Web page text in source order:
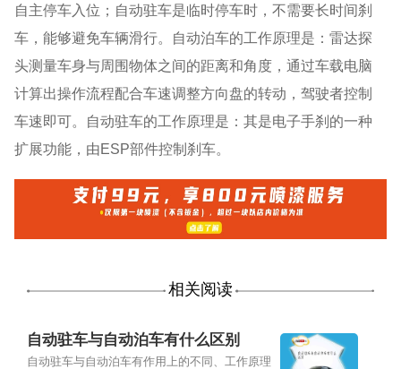
自主停车入位；自动驻车是临时停车时，不需要长时间刹
车，能够避免车辆滑行。自动泊车的工作原理是：雷达探
头测量车身与周围物体之间的距离和角度，通过车载电脑
计算出操作流程配合车速调整方向盘的转动，驾驶者控制
车速即可。自动驻车的工作原理是：其是电子手刹的一种
扩展功能，由ESP部件控制刹车。
相关阅读
自动驻车与自动泊车有什么区别
自动驻车与自动泊车有作用上的不同、工作原理